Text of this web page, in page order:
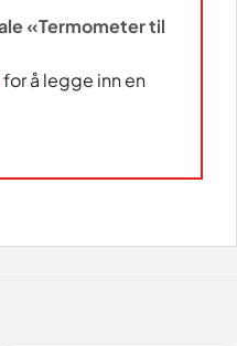
«Termometer til
for å legge inn en